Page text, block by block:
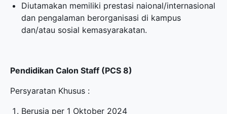
Diutamakan memiliki prestasi naional/internasional
dan pengalaman berorganisasi di kampus
dan/atau sosial kemasyarakatan.
Pendidikan Calon Staff (PCS 8)
Persyaratan Khusus :
Berusia per 1 Oktober 2024